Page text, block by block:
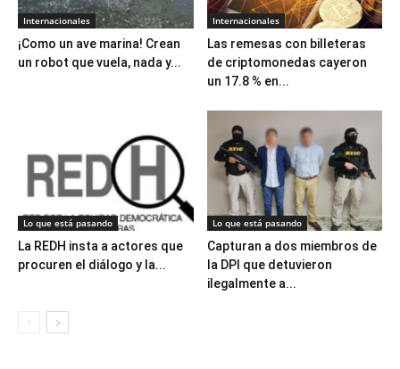
Internacionales
¡Como un ave marina! Crean
un robot que vuela, nada y...
Internacionales
Las remesas con billeteras
de criptomonedas cayeron
un 17.8 % en...
Lo que está pasando
La REDH insta a actores que
procuren el diálogo y la...
Lo que está pasando
Capturan a dos miembros de
la DPI que detuvieron
ilegalmente a...